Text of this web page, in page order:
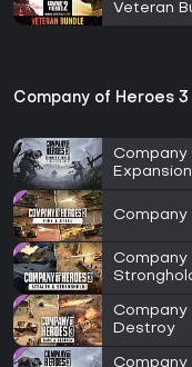
Veteran
Company of Heroes 3
Company
Company
Company
Company
Destroy
Company